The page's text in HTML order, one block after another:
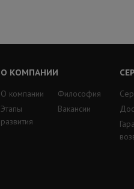
О КОМПАНИИ
О компании
Этапы
развития
Философия
Вакансии